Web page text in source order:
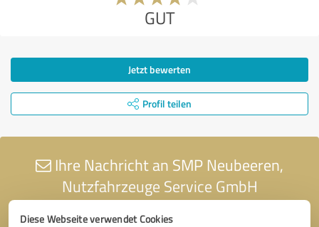
Diese Webseite verwendet Cookies
GUT
Jetzt bewerten
Profil teilen
Ihre Nachricht an SMP Neubeeren,
Nutzfahrzeuge Service GmbH